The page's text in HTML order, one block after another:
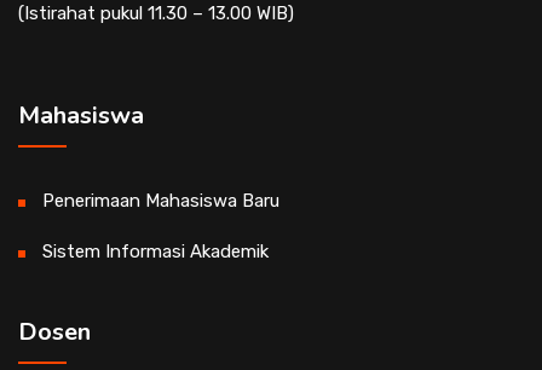
(Istirahat pukul 11.30 – 13.00 WIB)
Mahasiswa
Penerimaan Mahasiswa Baru
Sistem Informasi Akademik
Dosen